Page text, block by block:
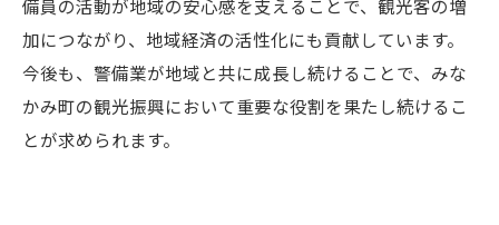
備員の活動が地域の安心感を支えることで、観光客の増
加につながり、地域経済の活性化にも貢献しています。
今後も、警備業が地域と共に成長し続けることで、みな
かみ町の観光振興において重要な役割を果たし続けるこ
とが求められます。